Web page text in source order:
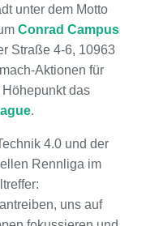
unter dem Motto
Conrad Campus
Straße 4-6, 10963
Aktionen für
das
.
4.0 und der
Rennliga im
uns auf